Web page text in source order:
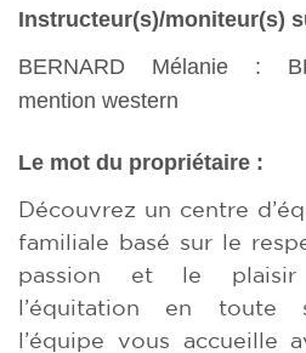
Instructeur(s)/moniteur(s)
BERNARD Mélanie :
mention western
Le mot du propriétaire :
Découvrez un centre
familiale basé sur le
passion et le
l’équitation en toute
l’équipe vous accueille